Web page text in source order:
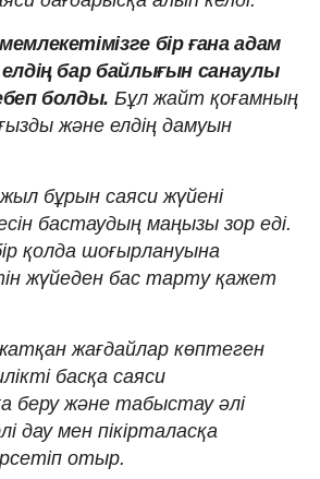
мемлекетімізге бір ғана адам
бар байлығын санаулы
болды. Бұл жайт қоғамның
және елдің дамуын
бұрын саяси жүйені
бастаудың маңызы зор еді.
қолда шоғырлануына
жүйеден бас тарту қажет
жағдайлар көптеген
басқа саяси
беру және табыстау әлі
дау мен пікірталасқа
отыр.